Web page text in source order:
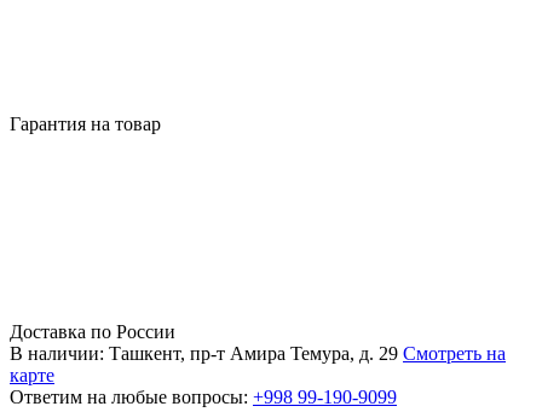
Гарантия на товар
Доставка по России
В наличии: Ташкент, пр-т Амира Темура, д. 29 Смотреть на
карте
Ответим на любые вопросы: +998 99-190-9099